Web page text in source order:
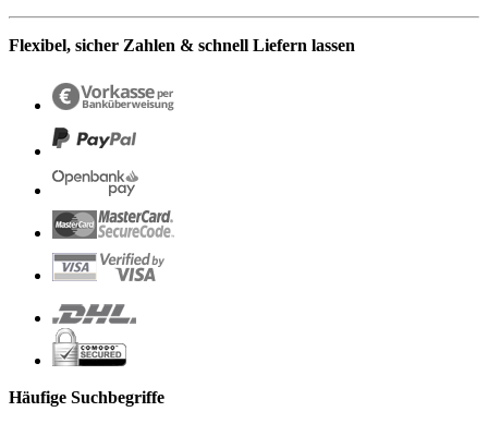
Flexibel, sicher Zahlen & schnell Liefern lassen
Häufige Suchbegriffe